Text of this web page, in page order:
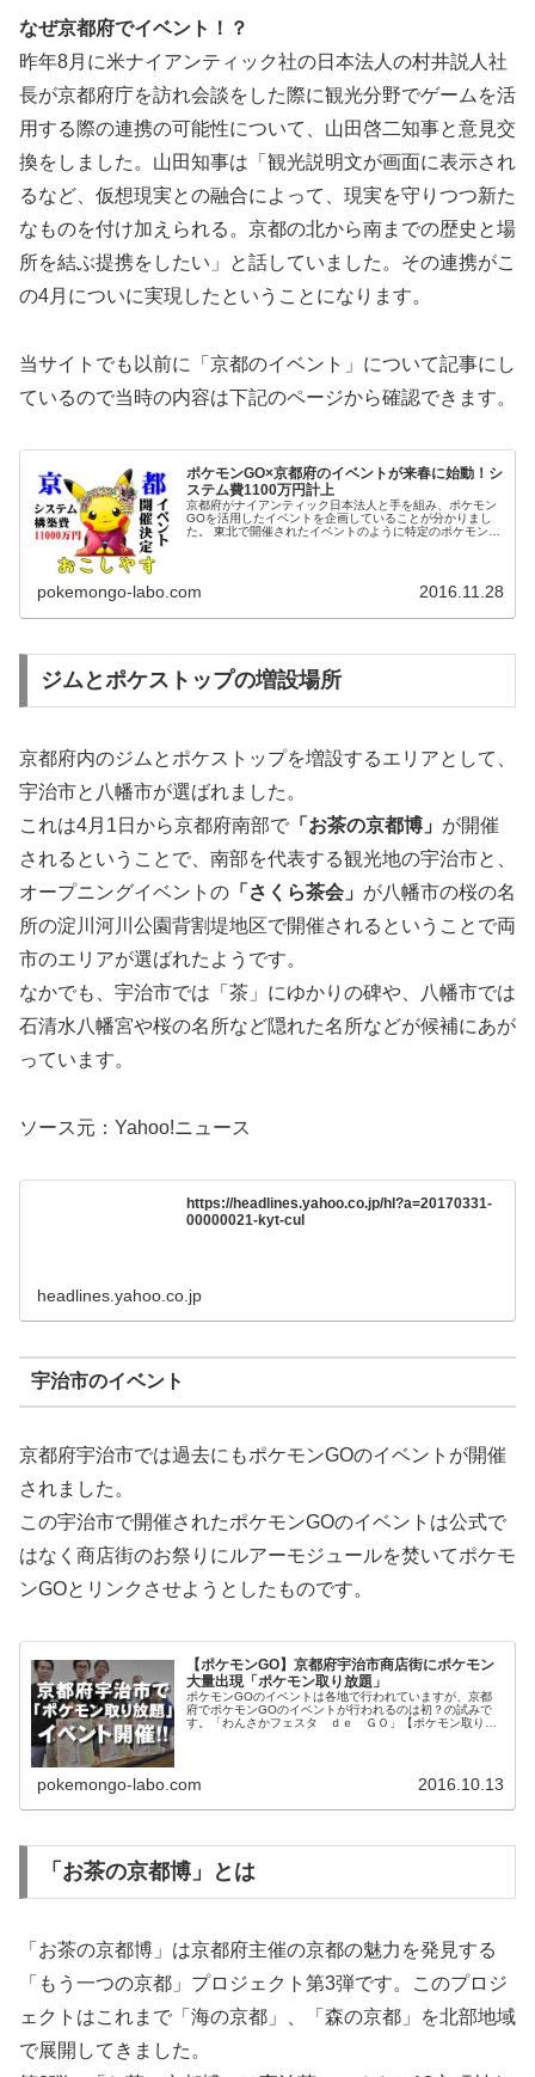
なぜ京都府でイベント！？
昨年8月に米ナイアンティック社の日本法人の村井説人社
長が京都府庁を訪れ会談をした際に観光分野でゲームを活
用する際の連携の可能性について、山田啓二知事と意見交
換をしました。山田知事は「観光説明文が画面に表示され
るなど、仮想現実との融合によって、現実を守りつつ新た
なものを付け加えられる。京都の北から南までの歴史と場
所を結ぶ提携をしたい」と話していました。その連携がこ
の4月についに実現したということになります。
当サイトでも以前に「京都のイベント」について記事にし
ているので当時の内容は下記のページから確認できます。
ポケモンGO×京都府のイベントが来春に始動！シ
ステム費1100万円計上
京都府がナイアンティック日本法人と手を組み、ポケモン
GOを活用したイベントを企画していることが分かりまし
た。 東北で開催されたイベントのように特定のポケモンの
pokemongo-labo.com 2016.11.28
ジムとポケストップの増設場所
京都府内のジムとポケストップを増設するエリアとして、
宇治市と八幡市が選ばれました。
これは4月1日から京都府南部で 「お茶の京都博」 が開催
されるということで、南部を代表する観光地の宇治市と、
オープニングイベントの 「さくら茶会」 が八幡市の桜の名
所の淀川河川公園背割堤地区で開催されるということで両
市のエリアが選ばれたようです。
なかでも、宇治市では「茶」にゆかりの碑や、八幡市では
石清水八幡宮や桜の名所など隠れた名所などが候補にあが
っています。
ソース元：Yahoo!ニュース
https://headlines.yahoo.co.jp/hl?a=20170331-
00000021-kyt-cul
headlines.yahoo.co.jp
宇治市のイベント
京都府宇治市では過去にもポケモンGOのイベントが開催
されました。
この宇治市で開催されたポケモンGOのイベントは公式で
はなく商店街のお祭りにルアーモジュールを焚いてポケモ
ンGOとリンクさせようとしたものです。
【ポケモンGO】京都府宇治市商店街にポケモン
大量出現「ポケモン取り放題」
ポケモンGOのイベントは各地で行われていますが、京都
府でポケモンGOのイベントが行われるのは初？の試みで
す。「わんさかフェスタ ｄｅ ＧＯ」【ポケモン取り放
pokemongo-labo.com 2016.10.13
「お茶の京都博」とは
「お茶の京都博」は京都府主催の京都の魅力を発見する
「もう一つの京都」プロジェクト第3弾です。このプロジ
ェクトはこれまで「海の京都」、「森の京都」を北部地域
で展開してきました。